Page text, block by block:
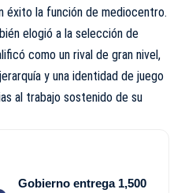
éxito la función de mediocentro.
elogió a la selección de
como un rival de gran nivel,
y una identidad de juego
al trabajo sostenido de su
Gobierno entrega 1,500